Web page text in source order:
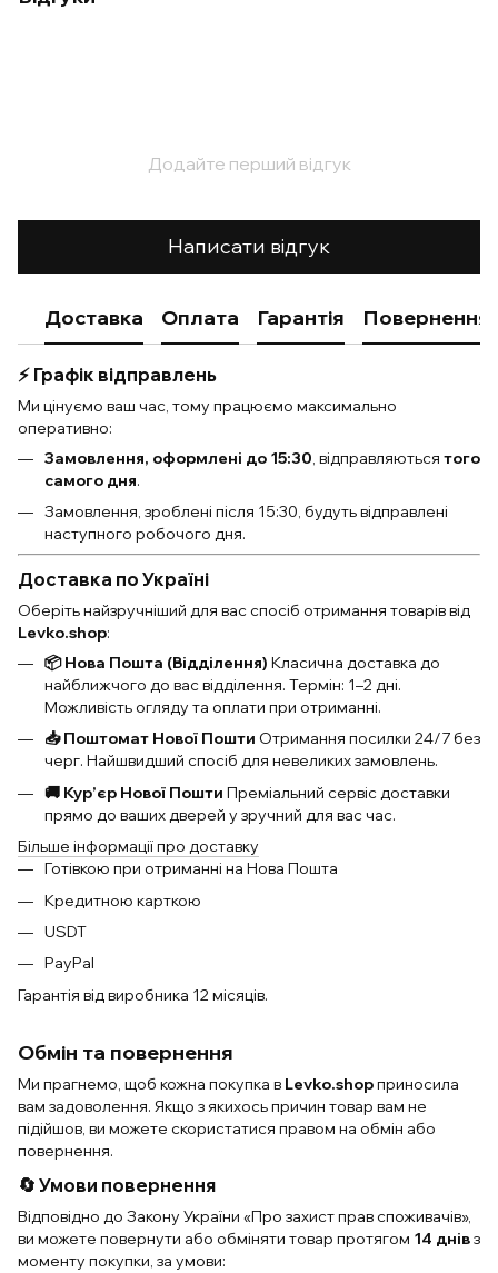
Додайте перший відгук
Написати відгук
Доставка Оплата Гарантія Повернення
⚡️ Графік відправлень
Ми цінуємо ваш час, тому працюємо максимально
оперативно:
Замовлення, оформлені до 15:30 , відправляються того
самого дня.
Замовлення, зроблені після 15:30, будуть відправлені
наступного робочого дня.
Доставка по Україні
Оберіть найзручніший для вас спосіб отримання товарів від
Levko.shop:
📦 Нова Пошта (Відділення) Класична доставка до
найближчого до вас відділення. Термін: 1–2 дні.
Можливість огляду та оплати при отриманні.
📥 Поштомат Нової Пошти Отримання посилки 24/7 без
черг. Найшвидший спосіб для невеликих замовлень.
🚚 Кур’єр Нової Пошти Преміальний сервіс доставки
прямо до ваших дверей у зручний для вас час.
Більше інформації про доставку
Готівкою при отриманні на Нова Пошта
Кредитною карткою
USDT
PayPal
Гарантія від виробника 12 місяців.
Обмін та повернення
Ми прагнемо, щоб кожна покупка в Levko.shopприносила
вам задоволення. Якщо з якихось причин товар вам не
підійшов, ви можете скористатися правом на обмін або
повернення.
🔄 Умови повернення
Відповідно до Закону України «Про захист прав споживачів»,
ви можете повернути або обміняти товар протягом 14 днівз
моменту покупки, за умови: